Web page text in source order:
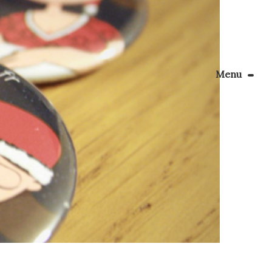
Menu
Le Blog
Apprendre la couture
son coin couture
Personnalisez vos tissus